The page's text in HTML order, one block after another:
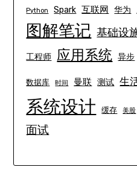
Python Spark 互联网 华为
图解笔记 基础设
工程师 应用系统 异步
数据库 时间 曼联 测试 生
系统设计 缓存 美股
面试